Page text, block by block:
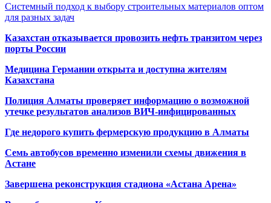
Системный подход к выбору строительных материалов оптом
для разных задач
Казахстан отказывается провозить нефть транзитом через
порты России
Медицина Германии открыта и доступна жителям
Казахстана
Полиция Алматы проверяет информацию о возможной
утечке результатов анализов ВИЧ-инфицированных
Где недорого купить фермерскую продукцию в Алматы
Семь автобусов временно изменили схемы движения в
Астане
Завершена реконструкция стадиона «Астана Арена»